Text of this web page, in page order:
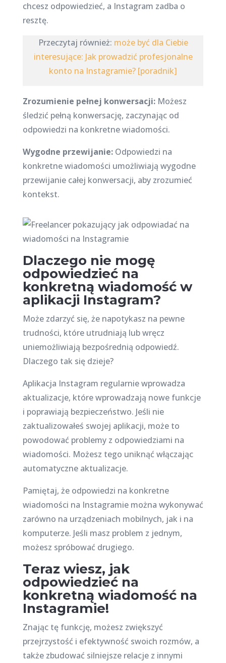
chcesz odpowiedzieć, a Instagram zadba o
resztę.
Przeczytaj również: może być dla Ciebie
interesujące: Jak prowadzić profesjonalne
konto na Instagramie? [poradnik]
Zrozumienie pełnej konwersacji: Możesz
śledzić pełną konwersację, zaczynając od
odpowiedzi na konkretne wiadomości.
Wygodne przewijanie:Odpowiedzi na
konkretne wiadomości umożliwiają wygodne
przewijanie całej konwersacji, aby zrozumieć
kontekst.
Dlaczego nie mogę
odpowiedzieć na
konkretną wiadomość w
aplikacji Instagram?
Może zdarzyć się, że napotykasz na pewne
trudności, które utrudniają lub wręcz
uniemożliwiają bezpośrednią odpowiedź.
Dlaczego tak się dzieje?
Aplikacja Instagram regularnie wprowadza
aktualizacje, które wprowadzają nowe funkcje
i poprawiają bezpieczeństwo. Jeśli nie
zaktualizowałeś swojej aplikacji, może to
powodować problemy z odpowiedziami na
wiadomości. Możesz tego uniknąć włączając
automatyczne aktualizacje.
Pamiętaj, że odpowiedzi na konkretne
wiadomości na Instagramie można wykonywać
zarówno na urządzeniach mobilnych, jak i na
komputerze. Jeśli masz problem z jednym,
możesz spróbować drugiego.
Teraz wiesz, jak
odpowiedzieć na
konkretną wiadomość na
Instagramie!
Znając tę funkcję, możesz zwiększyć
przejrzystość i efektywność swoich rozmów, a
także zbudować silniejsze relacje z innymi